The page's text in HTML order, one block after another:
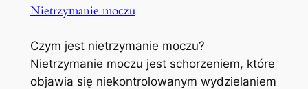
Nietrzymanie moczu
Czym jest nietrzymanie moczu?
Nietrzymanie moczu jest schorzeniem, które
objawia się niekontrolowanym wydzielaniem